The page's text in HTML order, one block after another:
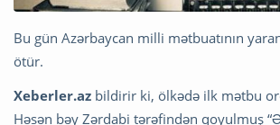
Bu gün Azərbaycan milli mətbuatının
ötür.
Xeberler.az bildirir ki, ölkədə ilk mətbu
Həsən bəy Zərdabi tərəfindən qoyulmuş